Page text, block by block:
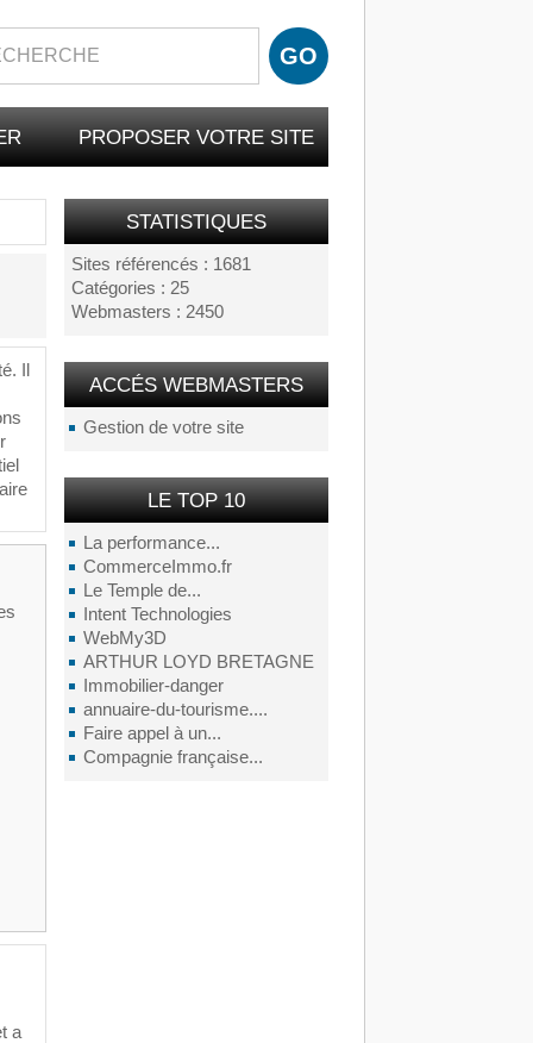
PROPOSER VOTRE SITE
STATISTIQUES
Sites référencés : 1681
Catégories : 25
Webmasters : 2450
ACCÉS WEBMASTERS
Gestion de votre site
LE TOP 10
La performance...
CommerceImmo.fr
Le Temple de...
Intent Technologies
WebMy3D
ARTHUR LOYD BRETAGNE
Immobilier-danger
annuaire-du-tourisme....
Faire appel à un...
Compagnie française...
é.
iel
aire
a